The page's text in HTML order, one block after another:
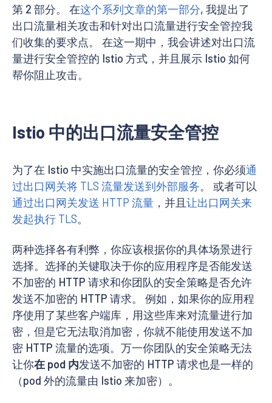
第 2 部分。 在这个系列文章的第一部分, 我提出了
出口流量相关攻击和针对出口流量进行安全管控我
们收集的要求点。 在这一期中，我会讲述对出口流
量进行安全管控的 Istio 方式，并且展示 Istio 如何
帮你阻止攻击。
Istio 中的出口流量安全管控
为了在 Istio 中实施出口流量的安全管控，你必须通
过出口网关将 TLS 流量发送到外部服务。 或者可以
通过出口网关发送 HTTP 流量 ，并且让出口网关来
发起执行 TLS。
两种选择各有利弊，你应该根据你的具体场景进行
选择。选择的关键取决于你的应用程序是否能发送
不加密的 HTTP 请求和你团队的安全策略是否允许
发送不加密的 HTTP 请求。 例如，如果你的应用程
序使用了某些客户端库，用这些库来对流量进行加
密，但是它无法取消加密，你就不能使用发送不加
密 HTTP 流量的选项。万一你团队的安全策略无法
让你在 pod 内发送不加密的 HTTP 请求也是一样的
（pod 外的流量由 Istio 来加密）。